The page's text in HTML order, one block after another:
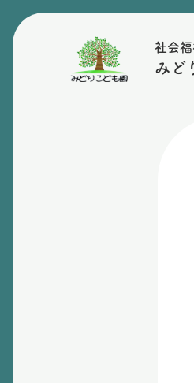
社会
みど